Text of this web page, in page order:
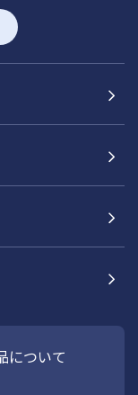
について